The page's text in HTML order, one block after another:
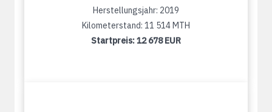
Herstellungsjahr: 2019
Kilometerstand: 11 514 MTH
Startpreis:12 678 EUR